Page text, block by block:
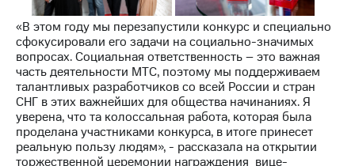
Пригласить
спикера
и акционерам
Корпоративное
управление
Корпоративный
секретарь
Раскрытие
информации
«В этом году мы перезапустили конкурс и специально
сфокусировали его задачи на социально-значимых
вопросах. Социальная ответственность – это важная
часть деятельности МТС, поэтому мы поддерживаем
талантливых разработчиков со всей России и стран
СНГ в этих важнейших для общества начинаниях. Я
уверена, что та колоссальная работа, которая была
проделана участниками конкурса, в итоге принесет
реальную пользу людям», - рассказала на открытии
торжественной церемонии награждения вице-